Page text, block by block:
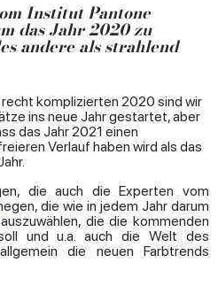
Institut Pantone
das Jahr 2020 zu
andere als strahlend
komplizierten 2020 sind wir
ins neue Jahr gestartet, aber
das Jahr 2021 einen
Verlauf haben wird als das
die auch die Experten vom
die wie in jedem Jahr darum
die die kommenden
und u.a. auch die Welt des
die neuen Farbtrends